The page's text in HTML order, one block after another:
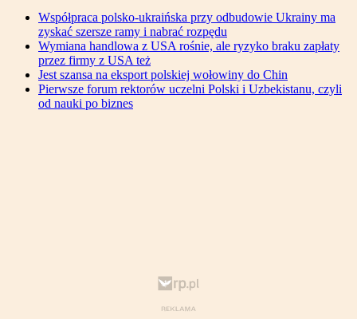
Współpraca polsko-ukraińska przy odbudowie Ukrainy ma
zyskać szersze ramy i nabrać rozpędu
Wymiana handlowa z USA rośnie, ale ryzyko braku zapłaty
przez firmy z USA też
Jest szansa na eksport polskiej wołowiny do Chin
Pierwsze forum rektorów uczelni Polski i Uzbekistanu, czyli
od nauki po biznes